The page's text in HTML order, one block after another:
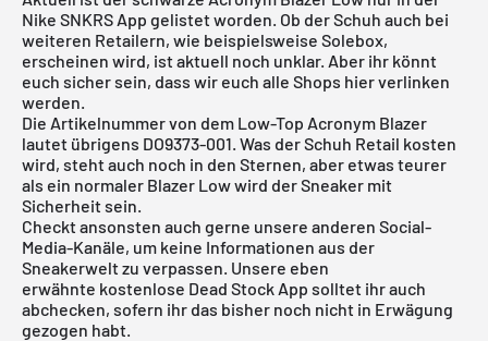
Nike SNKRS App gelistet worden. Ob der Schuh auch bei
weiteren Retailern, wie beispielsweise Solebox,
erscheinen wird, ist aktuell noch unklar. Aber ihr könnt
euch sicher sein, dass wir euch alle Shops hier verlinken
werden.
Die Artikelnummer von dem Low-Top Acronym Blazer
lautet übrigens DO9373-001. Was der Schuh Retail kosten
wird, steht auch noch in den Sternen, aber etwas teurer
als ein normaler Blazer Low wird der Sneaker mit
Sicherheit sein.
Checkt ansonsten auch gerne unsere anderen Social-
Media-Kanäle, um keine Informationen aus der
Sneakerwelt zu verpassen. Unsere eben
erwähnte kostenlose Dead Stock App solltet ihr auch
abchecken, sofern ihr das bisher noch nicht in Erwägung
gezogen habt.